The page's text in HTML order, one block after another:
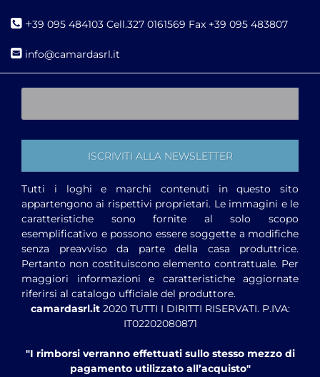
+39 095 484103 Cell.327 0161569 Fax +39 095 483807
info@camardasrl.it
Tutti i loghi e marchi contenuti in questo sito
appartengono ai rispettivi proprietari. Le immagini e le
caratteristiche sono fornite al solo scopo
esemplificativo e possono essere soggette a modifiche
senza preavviso da parte della casa produttrice.
Pertanto non costituiscono elemento contrattuale. Per
maggiori informazioni e caratteristiche aggiornate
riferirsi al catalogo ufficiale del produttore.
camardasrl.it2020 TUTTI I DIRITTI RISERVATI. P.IVA:
IT02202080871
"I rimborsi verranno effettuati sullo stesso mezzo di
pagamento utilizzato all’acquisto"